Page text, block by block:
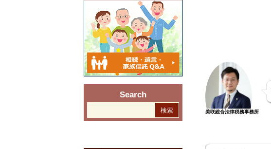
Search
美咲総合法律税務事務所